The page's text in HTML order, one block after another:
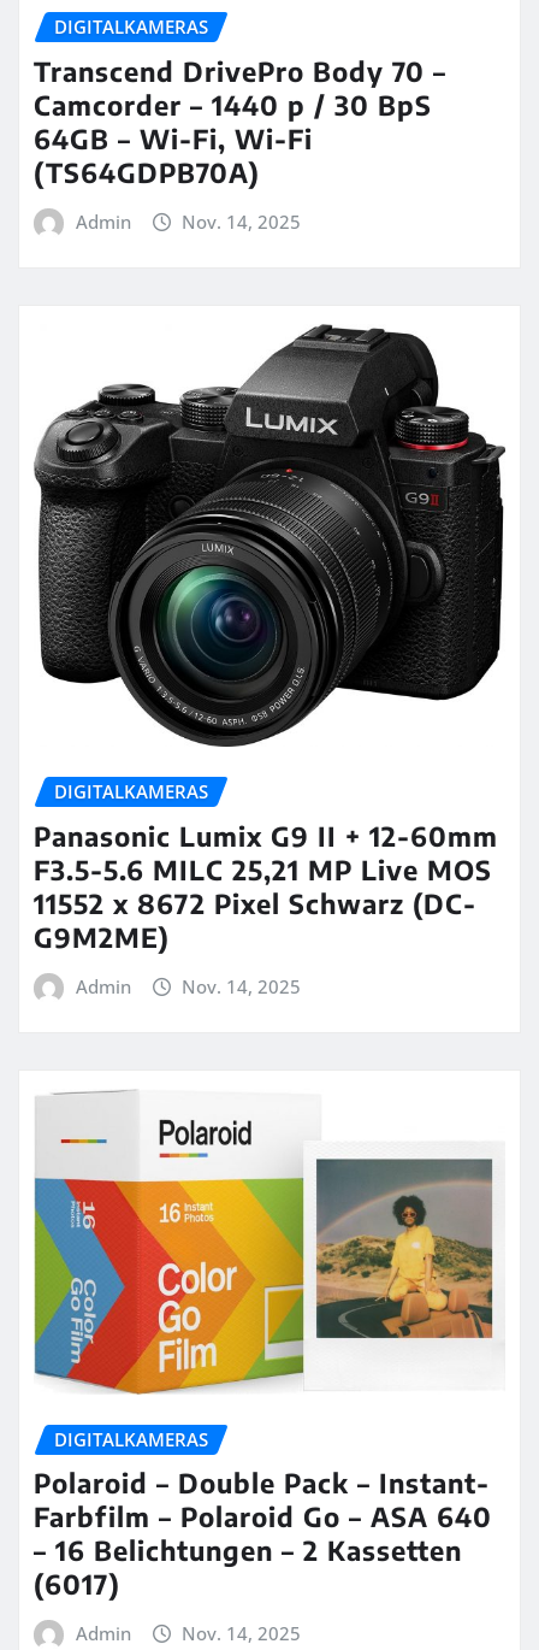
DIGITALKAMERAS
Transcend DrivePro Body 70 –
Camcorder – 1440 p / 30 BpS
64GB – Wi-Fi, Wi-Fi
(TS64GDPB70A)
Admin Nov. 14, 2025
DIGITALKAMERAS
Panasonic Lumix G9 II + 12-60mm
F3.5-5.6 MILC 25,21 MP Live MOS
11552 x 8672 Pixel Schwarz (DC-
G9M2ME)
Admin Nov. 14, 2025
DIGITALKAMERAS
Polaroid – Double Pack – Instant-
Farbfilm – Polaroid Go – ASA 640
– 16 Belichtungen – 2 Kassetten
(6017)
Admin Nov. 14, 2025